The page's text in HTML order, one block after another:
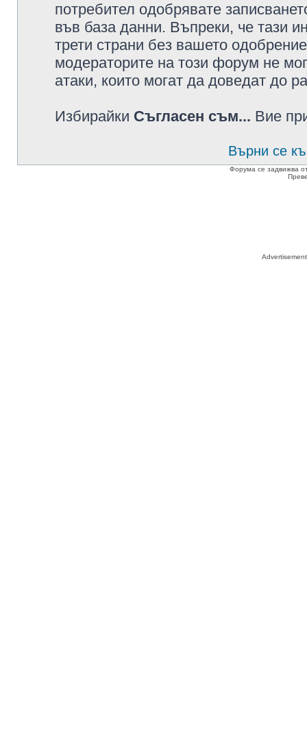
потребител одобрявате
във база данни. Въпреки, че тази
трети страни без вашето
модераторите на този форум не
атаки, които могат да доведат до
Избирайки Съгласен съм... Вие
Върни се
Форума се задвижва